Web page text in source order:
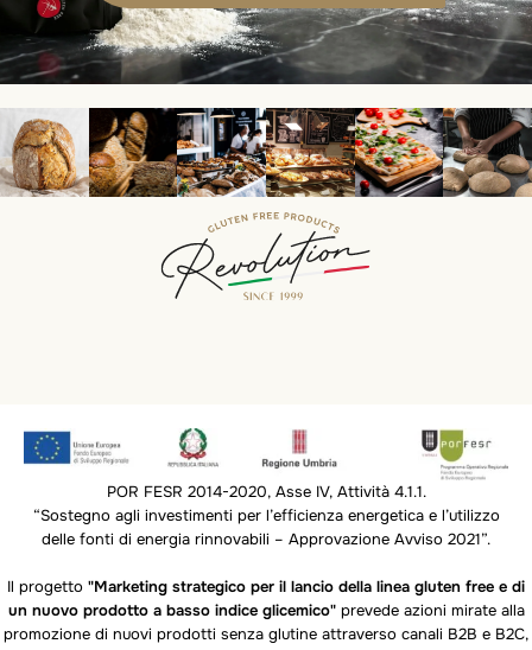
POR FESR 2014-2020, Asse IV, Attività 4.1.1.
“Sostegno agli investimenti per l’efficienza energetica e l’utilizzo
delle fonti di energia rinnovabili – Approvazione Avviso 2021”.
Il progetto "Marketing strategico per il lancio della linea gluten free e di
un nuovo prodotto a basso indice glicemico"prevede azioni mirate alla
promozione di nuovi prodotti senza glutine attraverso canali B2B e B2C,